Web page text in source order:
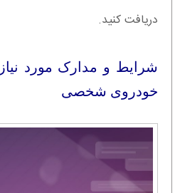
دریافت کنید.
شرایط و مدارک مورد
خودروی شخصی